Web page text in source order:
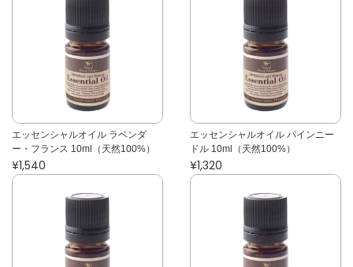
エッセンシャルオイル ラベンダ
ー・フランス 10ml（天然100%）
¥1,540
エッセンシャルオイル パインニー
ドル 10ml（天然100%）
¥1,320